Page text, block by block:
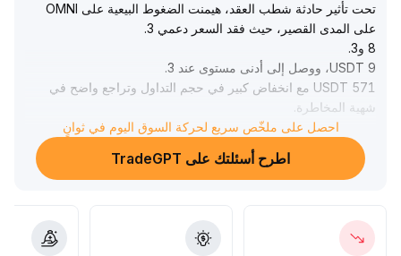
تحت تأثير حادثة شطب العقد، هيمنت الضغوط البيعية على OMNI
على المدى القصير، حيث فقد السعر دعمي 3
.
8 و3
.
9 USDT، ووصل إلى أدنى مستوى عند 3
.
571 USDT مع انخفاض كبير في حجم التداول وتراجع واضح في
شهية المخاطرة
رغم ذلك، سجلت OmniVault أعلى إيراد يومي جديد، مما يدل
على قدرة النظام البيئي الأساسية على تحقيق أرباح داخلية
مستقرة
فمن المتوقع أن يشكل OMNI دعمًا للقيمة
يمكن للمهتمين على المدى المتوسط والطويل الدخول تدريجيًا عند
احصل على ملخّص سريع لحركة السوق اليوم في ثوانٍ
اطرح أسئلتك على TradeGPT